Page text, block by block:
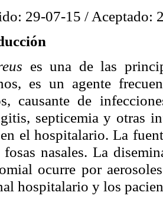
29-07-15 / Aceptado:
es una de las
es un agente
causante de
septicemia y otras
el hospitalario. La
fosas nasales. La
ocurre por
hospitalario y los